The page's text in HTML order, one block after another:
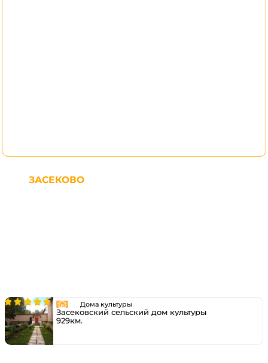
ЗАСЕКОВО
Дома культуры
Засековский сельский дом культуры
929км.